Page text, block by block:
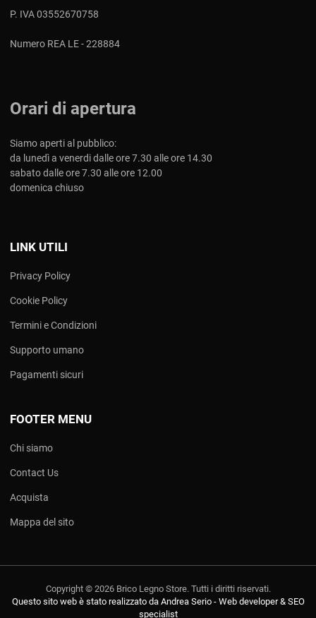
P. IVA 03552670758
Numero REA LE - 228884
Orari di apertura
Siamo aperti al pubblico:
da lunedì a venerdi dalle ore 7.30 alle ore 14.30
sabato dalle ore 7.30 alle ore 12.00
domenica chiuso
LINK UTILI
Privacy Policy
Cookie Policy
Termini e Condizioni
Supporto umano
Pagamenti sicuri
FOOTER MENU
Chi siamo
Contact Us
Acquista
Mappa del sito
Copyright © 2026 Brico Legno Store. Tutti i diritti riservati.
Questo sito web è stato realizzato da Andrea Serio - Web developer & SEO
specialist